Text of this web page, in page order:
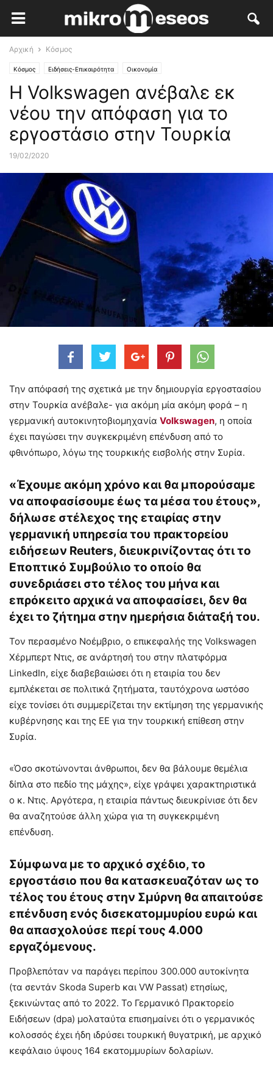
Αρχική Κόσμος
Κόσμος Ειδήσεις-Επικαιρότητα Οικονομία
Η Volkswagen ανέβαλε εκ
νέου την απόφαση για το
εργοστάσιο στην Τουρκία
19/02/2020
Την απόφασή της σχετικά με την δημιουργία εργοστασίου
στην Τουρκία ανέβαλε- για ακόμη μία ακόμη φορά – η
γερμανική αυτοκινητοβιομηχανία Volkswagen, η οποία
έχει παγώσει την συγκεκριμένη επένδυση από το
φθινόπωρο, λόγω της τουρκικής εισβολής στην Συρία.
«Έχουμε ακόμη χρόνο και θα μπορούσαμε
να αποφασίσουμε έως τα μέσα του έτους»,
δήλωσε στέλεχος της εταιρίας στην
γερμανική υπηρεσία του πρακτορείου
ειδήσεων Reuters, διευκρινίζοντας ότι το
Εποπτικό Συμβούλιο το οποίο θα
συνεδριάσει στο τέλος του μήνα και
επρόκειτο αρχικά να αποφασίσει, δεν θα
έχει το ζήτημα στην ημερήσια διάταξή του.
Τον περασμένο Νοέμβριο, ο επικεφαλής της Volkswagen
Χέρμπερτ Ντις, σε ανάρτησή του στην πλατφόρμα
LinkedIn, είχε διαβεβαιώσει ότι η εταιρία του δεν
εμπλέκεται σε πολιτικά ζητήματα, ταυτόχρονα ωστόσο
είχε τονίσει ότι συμμερίζεται την εκτίμηση της γερμανικής
κυβέρνησης και της ΕΕ για την τουρκική επίθεση στην
Συρία.
«Όσο σκοτώνονται άνθρωποι, δεν θα βάλουμε θεμέλια
δίπλα στο πεδίο της μάχης», είχε γράψει χαρακτηριστικά
ο κ. Ντις. Αργότερα, η εταιρία πάντως διευκρίνισε ότι δεν
θα αναζητούσε άλλη χώρα για τη συγκεκριμένη
επένδυση.
Σύμφωνα με το αρχικό σχέδιο, το
εργοστάσιο που θα κατασκευαζόταν ως το
τέλος του έτους στην Σμύρνη θα απαιτούσε
επένδυση ενός δισεκατομμυρίου ευρώ και
θα απασχολούσε περί τους 4.000
εργαζόμενους.
Προβλεπόταν να παράγει περίπου 300.000 αυτοκίνητα
(τα σεντάν Skoda Superb και VW Passat) ετησίως,
ξεκινώντας από το 2022. Το Γερμανικό Πρακτορείο
Ειδήσεων (dpa) μολαταύτα επισημαίνει ότι ο γερμανικός
κολοσσός έχει ήδη ιδρύσει τουρκική θυγατρική, με αρχικό
κεφάλαιο ύψους 164 εκατομμυρίων δολαρίων.